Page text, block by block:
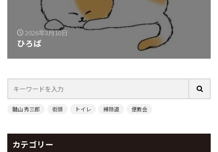
2026年3月10日
ひろば
鍵山 秀三郎 街頭 トイレ 掃除道 便教会
カテゴリー